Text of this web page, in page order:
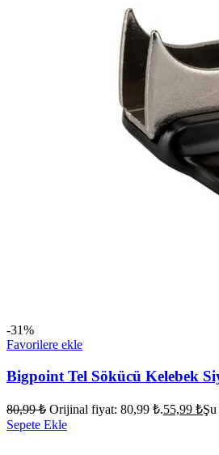
-31%
Favorilere ekle
Bigpoint Tel Sökücü Kelebek
80,99₺ Orijinal fiyat: 80,99 ₺.55,99 ₺
Sepete Ekle